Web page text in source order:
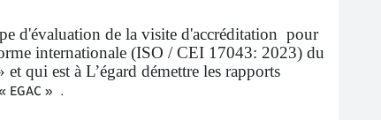
d'évaluation de la visite d'accréditation pour
internationale (ISO / CEI 17043: 2023) du
qui est à L’égard démettre les rapports
« EGAC » .